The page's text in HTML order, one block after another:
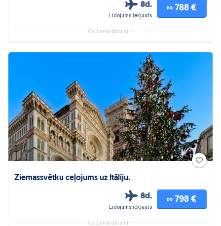
8d.
Lidojums iekļauts
no 788 €
Ceļojuma datumi
Ziemassvētku ceļojums uz Itāliju.
8d.
Lidojums iekļauts
no 798 €
Ceļojuma datumi